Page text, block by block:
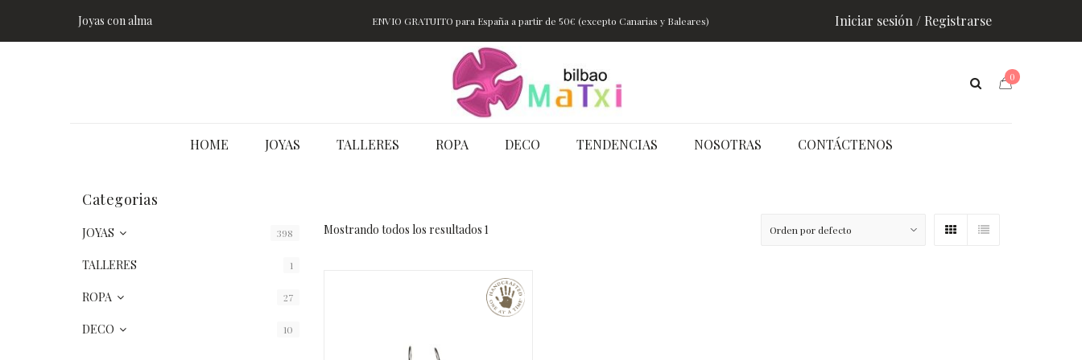
Joyas con alma ENVIO GRATUITO para España a partir de 50€ (excepto Canarias y Baleares) Iniciar sesión / Registrarse
0
HOME JOYAS TALLERES ROPA DECO TENDENCIAS NOSOTRAS CONTÁCTENOS
Mostrando todos los resultados 1
Categorias
JOYAS 398
TALLERES 1
ROPA 27
DECO 10